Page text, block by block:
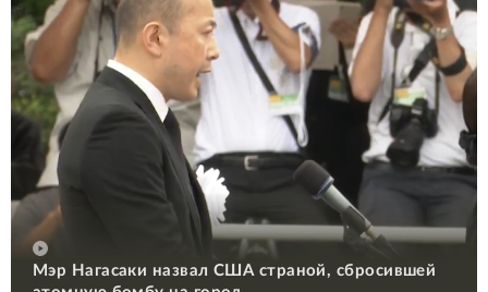
Мэр Нагасаки назвал США страной, сбросившей